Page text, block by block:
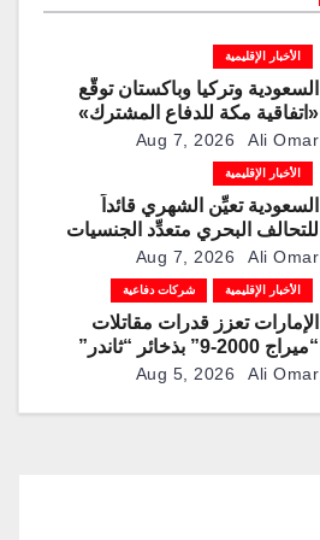
الأخبار الإقليمية
السعودية وتركيا وباكستان توقّع
«اتفاقية مكة للدفاع المشترك»
Aug 7, 2026 Ali Omar
الأخبار الإقليمية
السعودية تعيِّن الشهري قائداً
للتحالف البحري متعدِّد الجنسيات
Aug 7, 2026 Ali Omar
الأخبار الإقليمية شركات دفاعية
الإمارات تعزز قدرات مقاتلات
“ميراج 2000-9” بذخائر “ثاندر”
الذكية المطورة محليًا
Aug 5, 2026 Ali Omar